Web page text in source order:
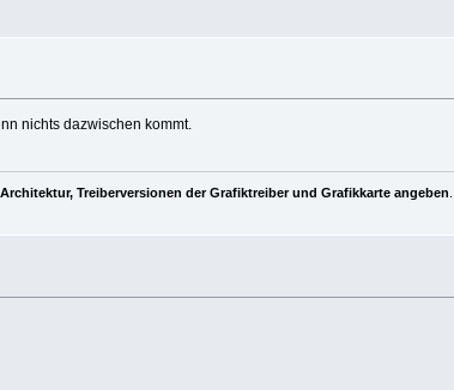
nichts dazwischen kommt.
Treiberversionen der Grafiktreiber und Grafikkarte angeben